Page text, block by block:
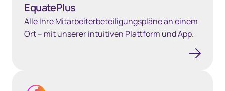
EquatePlus
Alle Ihre Mitarbeiterbeteiligungspläne an einem
Ort – mit unserer intuitiven Plattform und App.